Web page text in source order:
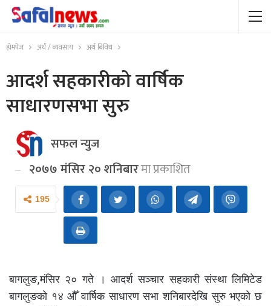
होमपेज अर्थ / व्यवसाय अर्थ बिविध
आदर्श सहकारीको वार्षिक
साधारणसभा सुरु
सफल न्युज
२०७७ मंसिर २० शनिबारमा प्रकाशित
195
बागलुङ,मंसिर २० गते । आदर्श सञ्चार सहकारी संस्था लिमिटेड
बागलुङको १४ औँ वार्षिक साधारण सभा शनिबारदेखि सुरु भएको छ